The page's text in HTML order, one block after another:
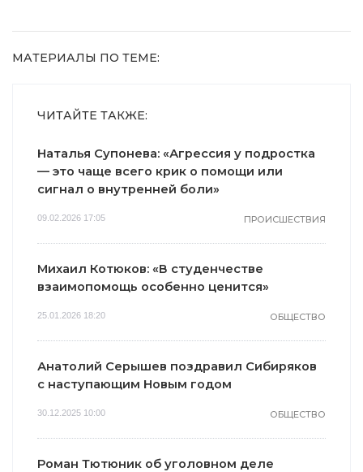
МАТЕРИАЛЫ ПО ТЕМЕ:
ЧИТАЙТЕ ТАКЖЕ:
Наталья Супонева: «Агрессия у подростка
— это чаще всего крик о помощи или
сигнал о внутренней боли»
09.02.2026 17:05 ПРОИСШЕСТВИЯ
Михаил Котюков: «В студенчестве
взаимопомощь особенно ценится»
25.01.2026 18:20 ОБЩЕСТВО
Анатолий Серышев поздравил Сибиряков
с наступающим Новым годом
30.12.2025 10:00 ОБЩЕСТВО
Роман Тютюник об уголовном деле